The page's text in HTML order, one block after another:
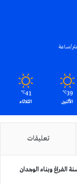
39
℃
الأثنين
41
℃
الثلاثاء
تعليقات
الفراغ وبناء الوجدان